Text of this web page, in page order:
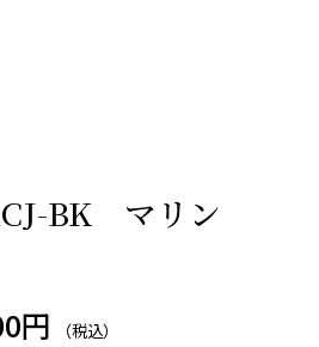
BK マリン
円 （税込）